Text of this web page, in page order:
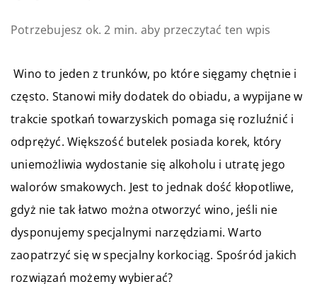
Potrzebujesz ok. 2 min. aby przeczytać ten wpis
Wino to jeden z trunków, po które sięgamy chętnie i
często. Stanowi miły dodatek do obiadu, a wypijane w
trakcie spotkań towarzyskich pomaga się rozluźnić i
odprężyć. Większość butelek posiada korek, który
uniemożliwia wydostanie się alkoholu i utratę jego
walorów smakowych. Jest to jednak dość kłopotliwe,
gdyż nie tak łatwo można otworzyć wino, jeśli nie
dysponujemy specjalnymi narzędziami. Warto
zaopatrzyć się w specjalny korkociąg. Spośród jakich
rozwiązań możemy wybierać?